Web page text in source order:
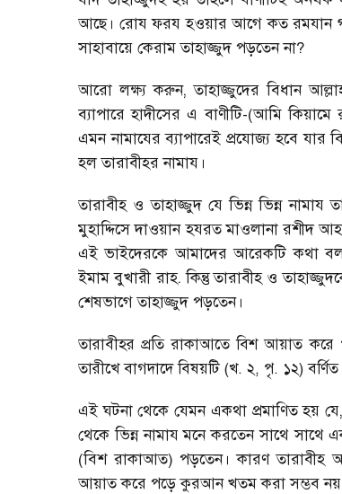
আছে। রোয ফরয হওয়ার আগে কত রমযান গত
সাহাবায়ে কেরাম তাহাজ্জুদ পড়তেন না?
আরো লক্ষ্য করুন, তাহাজ্জুদের বিধান
ব্যাপারে হাদীসের এ বাণীটি-(আমি
এমন নামাযের ব্যাপারেই প্রযোজ্য হবে
হল তারাবীহর নামায।
তারাবীহ ও তাহাজ্জুদ যে ভিন্ন ভিন্ন
মুহাদ্দিসে দাওয়ান হযরত মাওলানা রশীদ
এই ভাইদেরকে আমাদের আরেকটি কথা
ইমাম বুখারী রাহ. কিন্তু তারাবীহ ও
শেষভাগে তাহাজ্জুদ পড়তেন।
তারাবীহর প্রতি রাকাআতে বিশ আয়াত
তারীখে বাগদাদে বিষয়টি (খ. ২, পৃ. ১২)
এই ঘটনা থেকে যেমন একথা প্রমাণিত হয়
থেকে ভিন্ন নামায মনে করতেন সাথে
(বিশ রাকাআত) পড়তেন। কারণ তারাবীহ
আয়াত করে পড়ে কুরআন খতম করা সম্ভব